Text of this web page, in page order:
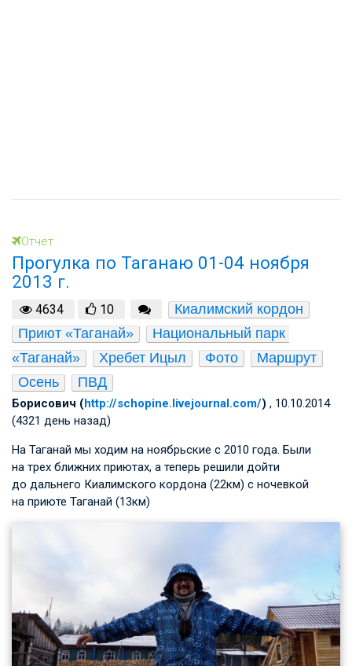
Отчет
Прогулка по Таганаю 01-04 ноября
2013 г.
4634 10
Киалимский кордон
Приют «Таганай»
Национальный парк
«Таганай»
Хребет Ицыл Фото
Маршрут
Осень
ПВД
Борисович (http://schopine.livejournal.com/) , 10.10.2014
(4321 день назад)
На Таганай мы ходим на ноябрьские с 2010 года. Были
на трех ближних приютах, а теперь решили дойти
до дальнего Киалимского кордона (22км) с ночевкой
на приюте Таганай (13км)